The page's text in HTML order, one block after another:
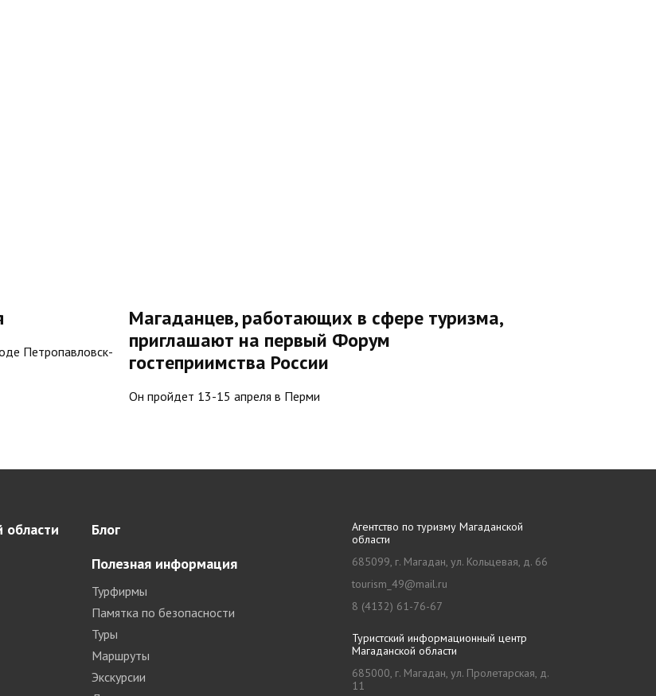
Петропавловск-
Магаданцев, работающих в сфере туризма,
приглашают на первый Форум
гостеприимства России
Он пройдет 13-15 апреля в Перми
области
Блог
Полезная информация
Турфирмы
Памятка по безопасности
Туры
Маршруты
Экскурсии
Агентство по туризму Магаданской
области
685099, г. Магадан, ул. Кольцевая, д. 66
tourism_49@mail.ru
8 (4132) 61-76-67
Туристский информационный центр
Магаданской области
685000, г. Магадан, ул. Пролетарская, д.
11